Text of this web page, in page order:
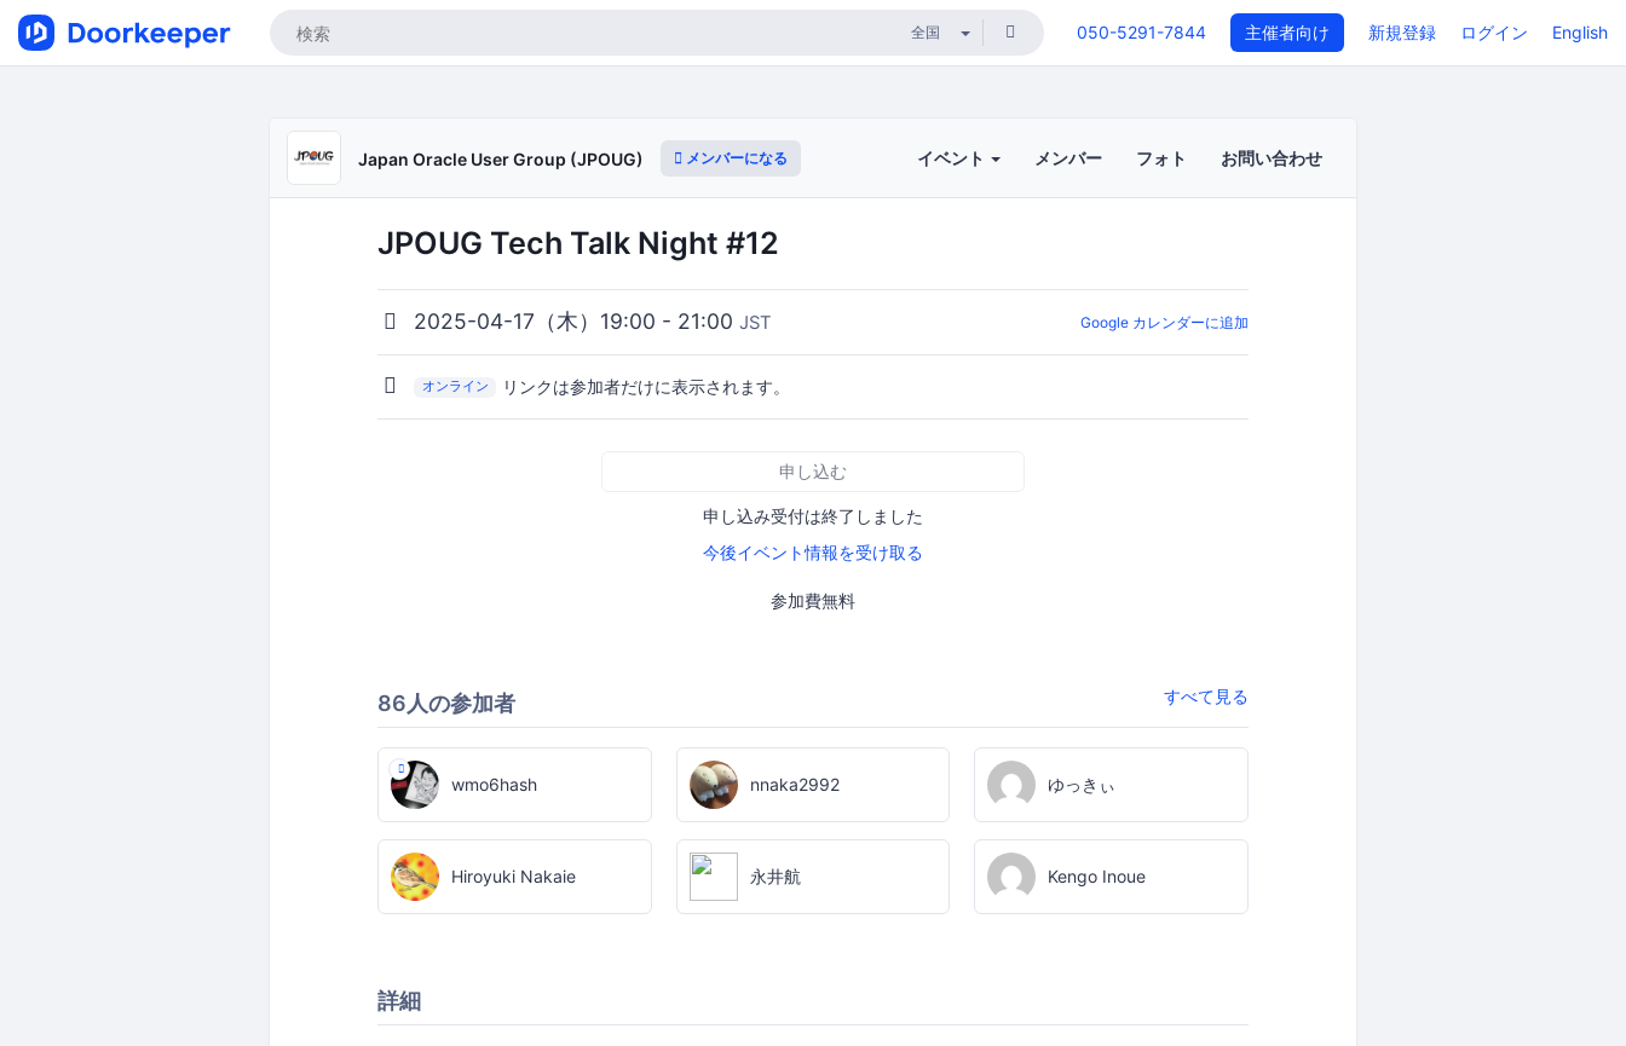
050-5291-7844 主催者向け 新規登録 ログイン English
Japan Oracle User Group (JPOUG) メンバーになる イベント メンバー フォト お問い合わせ
JPOUG Tech Talk Night #12
2025-04-17（木）19:00 - 21:00 JST Google カレンダーに追加
オンライン リンクは参加者だけに表示されます。
申し込む
申し込み受付は終了しました
今後イベント情報を受け取る
参加費無料
86人の参加者 すべて見る
wmo6hash nnaka2992 ゆっきぃ
Hiroyuki Nakaie 永井航 Kengo Inoue
詳細